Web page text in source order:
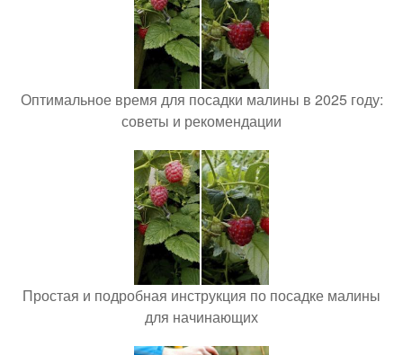
Оптимальное время для посадки малины в 2025 году:
советы и рекомендации
Простая и подробная инструкция по посадке малины
для начинающих